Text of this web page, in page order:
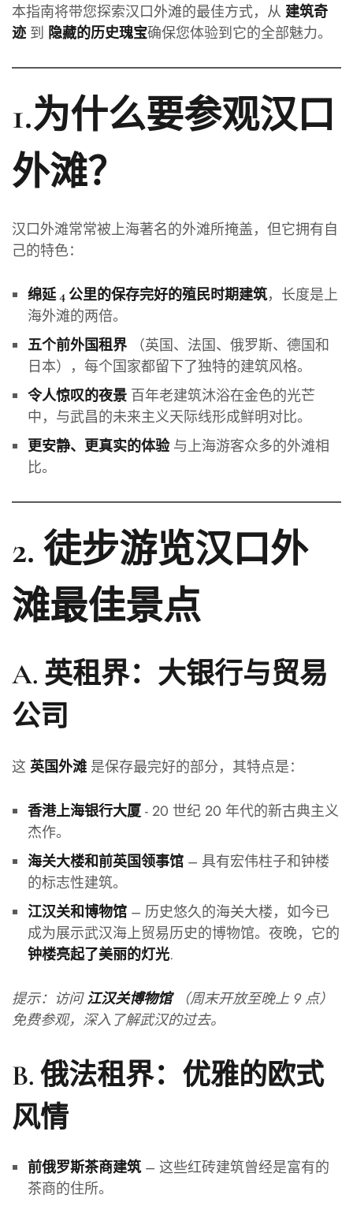
本指南将带您探索汉口外滩的最佳方式，从 建筑奇
迹 到 隐藏的历史瑰宝确保您体验到它的全部魅力。
1.为什么要参观汉口
外滩？
汉口外滩常常被上海著名的外滩所掩盖，但它拥有自
己的特色：
绵延 4 公里的保存完好的殖民时期建筑，长度是上
海外滩的两倍。
五个前外国租界（英国、法国、俄罗斯、德国和
日本），每个国家都留下了独特的建筑风格。
令人惊叹的夜景百年老建筑沐浴在金色的光芒
中，与武昌的未来主义天际线形成鲜明对比。
更安静、更真实的体验与上海游客众多的外滩相
比。
2. 徒步游览汉口外
滩最佳景点
A. 英租界：大银行与贸易
公司
这 英国外滩 是保存最完好的部分，其特点是：
香港上海银行大厦- 20 世纪 20 年代的新古典主义
杰作。
海关大楼和前英国领事馆– 具有宏伟柱子和钟楼
的标志性建筑。
江汉关和博物馆– 历史悠久的海关大楼，如今已
成为展示武汉海上贸易历史的博物馆。夜晚，它的
钟楼亮起了美丽的灯光.
提示：访问江汉关博物馆（周末开放至晚上 9 点）
免费参观，深入了解武汉的过去。
B. 俄法租界：优雅的欧式
风情
前俄罗斯茶商建筑– 这些红砖建筑曾经是富有的
茶商的住所。